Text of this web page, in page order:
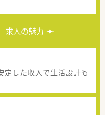
求人の魅力
定した収入で生活設計も